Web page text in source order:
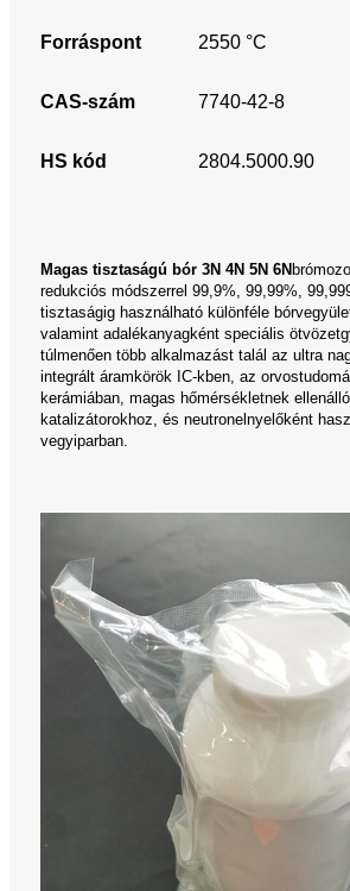
Forráspont 2550 °C
CAS-szám 7740-42-8
HS kód 2804.5000.90
Magas tisztaságú bór 3N 4N 5N 6N
redukciós módszerrel 99,9%, 99,99%,
tisztaságig használható különféle
valamint adalékanyagként speciális
túlmenően több alkalmazást talál az ultra
integrált áramkörök IC-kben, az
kerámiában, magas hőmérsékletnek
katalizátorokhoz, és neutronelnyelőként
vegyiparban.